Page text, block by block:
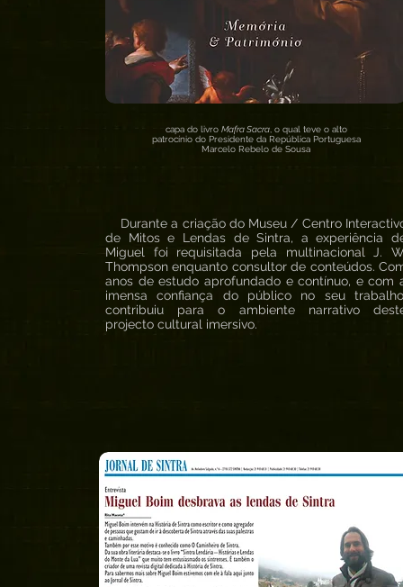
capa do livro Mafra Sacra, o qual teve o alto
patrocínio do Presidente da República Portuguesa
Marcelo Rebelo de Sousa
Durante a criação do Museu / Centro
de Mitos e Lendas de Sintra, a experiência
Miguel foi requisitada pela multinacional J.
Thompson enquanto consultor de conteúdos.
anos de estudo aprofundado e contínuo, e com
imensa confiança do público no seu
contribuiu para o ambiente narrativo
projecto cultural imersivo.